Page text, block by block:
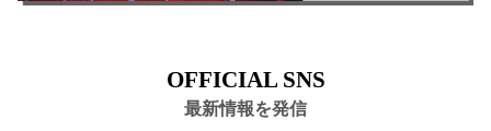
OFFICIAL SNS
最新情報を発信